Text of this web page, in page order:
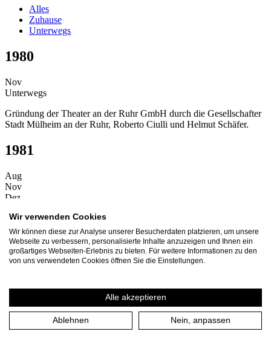
Alles
Zuhause
Unterwegs
1980
Nov
Unterwegs
Gründung der Theater an der Ruhr GmbH durch die Gesellschafter
Stadt Mülheim an der Ruhr, Roberto Ciulli und Helmut Schäfer.
1981
Aug
Nov
Dez
Beginn der ersten Spielzeit 1981/1982.
Zuhause
Eröffnung des kleinen Theatersaals im ehemaligen Solbad im
Raffelbergpark mit der Neuinszenierung "Der Zyklop" von
Wir verwenden Cookies
Wir können diese zur Analyse unserer Besucherdaten platzieren, um unsere
Webseite zu verbessern, personalisierte Inhalte anzuzeigen und Ihnen ein
großartiges Webseiten-Erlebnis zu bieten. Für weitere Informationen zu den
von uns verwendeten Cookies öffnen Sie die Einstellungen.
Alle akzeptieren
Ablehnen Nein, anpassen